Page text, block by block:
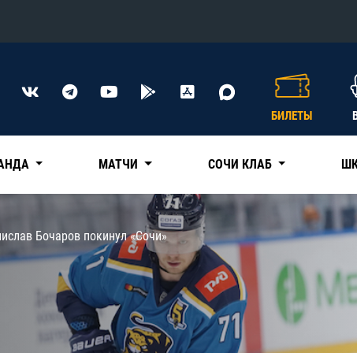
Конференция «Восток»
Трактор
Дивизион Чернышева
Авангард
Адмирал
КХЛ
БИЛЕТЫ
МАТЧИ СОЧИ КЛАБ
Бочаров покинул «Сочи»